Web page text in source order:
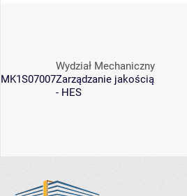
MK1S07007
Wydział Mechaniczny
Zarządzanie jakością
- HES